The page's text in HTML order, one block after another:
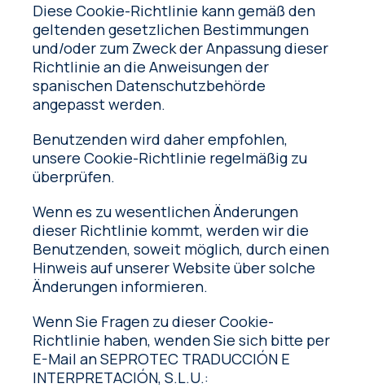
Diese Cookie-Richtlinie kann gemäß den
geltenden gesetzlichen Bestimmungen
und/oder zum Zweck der Anpassung dieser
Richtlinie an die Anweisungen der
spanischen Datenschutzbehörde
angepasst werden.
Benutzenden wird daher empfohlen,
unsere Cookie-Richtlinie regelmäßig zu
überprüfen.
Wenn es zu wesentlichen Änderungen
dieser Richtlinie kommt, werden wir die
Benutzenden, soweit möglich, durch einen
Hinweis auf unserer Website über solche
Änderungen informieren.
Wenn Sie Fragen zu dieser Cookie-
Richtlinie haben, wenden Sie sich bitte per
E-Mail an SEPROTEC TRADUCCIÓN E
INTERPRETACIÓN, S.L.U.: